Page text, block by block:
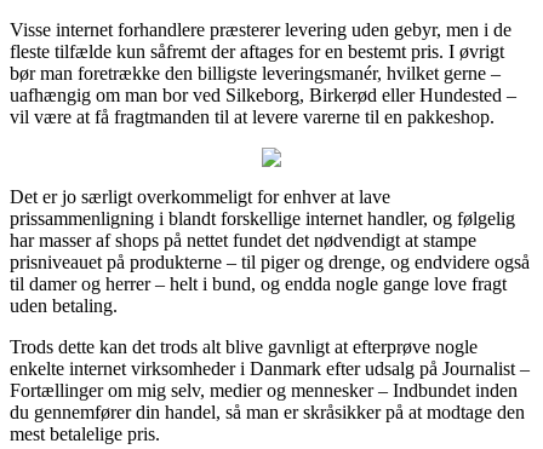
Visse internet forhandlere præsterer levering uden gebyr, men i de
fleste tilfælde kun såfremt der aftages for en bestemt pris. I øvrigt
bør man foretrække den billigste leveringsmanér, hvilket gerne –
uafhængig om man bor ved Silkeborg, Birkerød eller Hundested –
vil være at få fragtmanden til at levere varerne til en pakkeshop.
Det er jo særligt overkommeligt for enhver at lave
prissammenligning i blandt forskellige internet handler, og følgelig
har masser af shops på nettet fundet det nødvendigt at stampe
prisniveauet på produkterne – til piger og drenge, og endvidere også
til damer og herrer – helt i bund, og endda nogle gange love fragt
uden betaling.
Trods dette kan det trods alt blive gavnligt at efterprøve nogle
enkelte internet virksomheder i Danmark efter udsalg på Journalist –
Fortællinger om mig selv, medier og mennesker – Indbundet inden
du gennemfører din handel, så man er skråsikker på at modtage den
mest betalelige pris.